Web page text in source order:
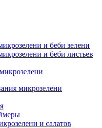
и беби зелени
и беби листьев
микрозелени
и салатов